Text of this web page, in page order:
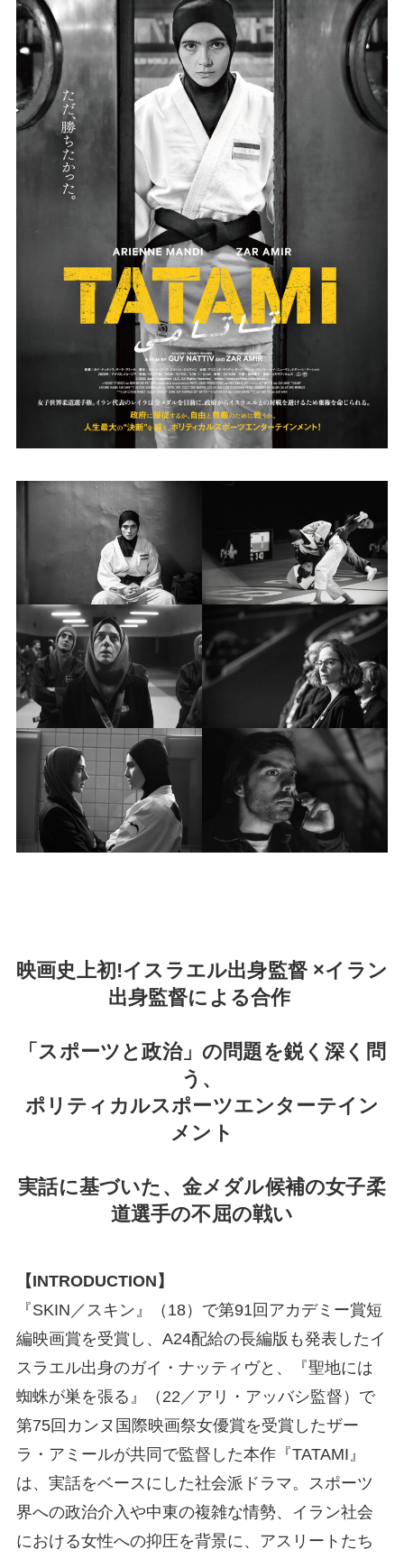
映画史上初!イスラエル出身監督 ×イラン
出身監督による合作
「スポーツと政治」の問題を鋭く深く問
う、
ポリティカルスポーツエンターテイン
メント
実話に基づいた、金メダル候補の女子柔
道選手の不屈の戦い
【INTRODUCTION】
『SKIN／スキン』（18）で第91回アカデミー賞短
編映画賞を受賞し、A24配給の長編版も発表したイ
スラエル出身のガイ・ナッティヴと、『聖地には
蜘蛛が巣を張る』（22／アリ・アッバシ監督）で
第75回カンヌ国際映画祭女優賞を受賞したザー
ラ・アミールが共同で監督した本作『TATAMI』
は、実話をベースにした社会派ドラマ。スポーツ
界への政治介入や中東の複雑な情勢、イラン社会
における女性への抑圧を背景に、アスリートたち